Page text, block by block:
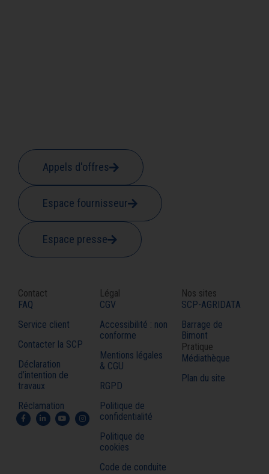
Appels d'offres
Espace fournisseur
Espace presse
Contact
FAQ
Service client
Contacter la SCP
Déclaration
d’intention de
travaux
Réclamation
Légal
CGV
Accessibilité : non
conforme
Mentions légales
& CGU
RGPD
Politique de
confidentialité
Politique de
cookies
Code de conduite
Nos sites
SCP-AGRIDATA
Barrage de
Bimont
Pratique
Médiathèque
Plan du site